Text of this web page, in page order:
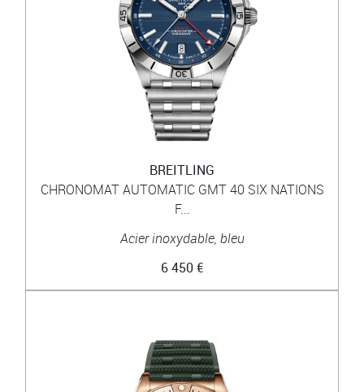
BREITLING
CHRONOMAT AUTOMATIC GMT 40 SIX NATIONS
F...
Acier inoxydable, bleu
6 450 €